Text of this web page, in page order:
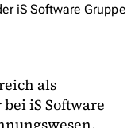
iS Software Gruppe
als
iS Software